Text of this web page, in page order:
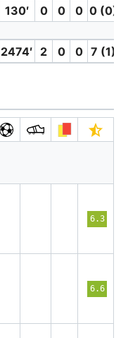
130′ 0 0 0 0 (0)
2474′ 2 0 0 7 (1)
6.3
6.6